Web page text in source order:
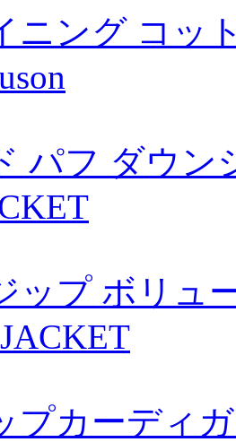
ニング コッ
パフ ダウン
ップ ボリュ
プカーディガ